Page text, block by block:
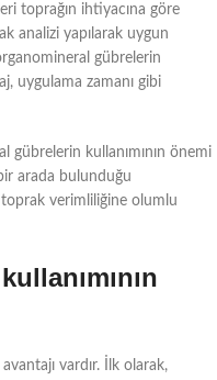
toprağın ihtiyacına göre
analizi yapılarak uygun
gübrelerin
uygulama zamanı gibi
gübrelerin kullanımının önemi
arada bulunduğu
toprak verimliliğine olumlu
vardır. İlk olarak,